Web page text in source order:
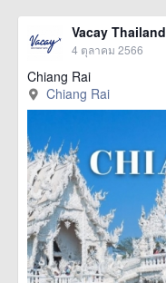
Vacay Thailand
4 ตุลาคม 2566
Chiang Rai
Chiang Rai